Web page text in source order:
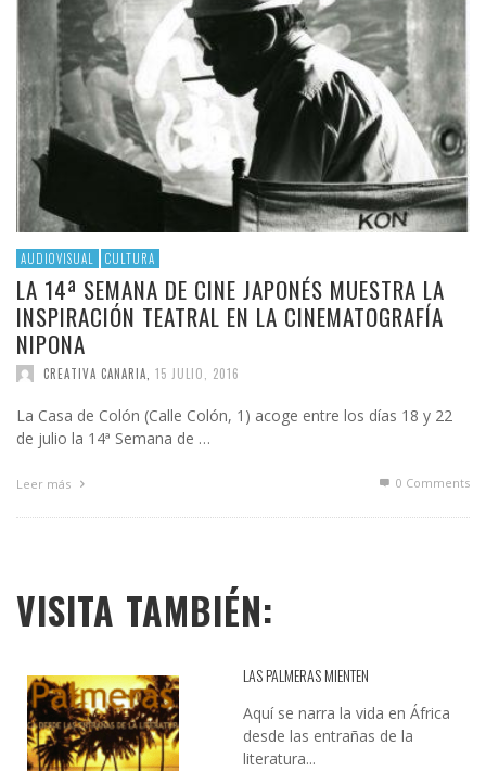
AUDIOVISUAL CULTURA
LA 14ª SEMANA DE CINE JAPONÉS MUESTRA LA
INSPIRACIÓN TEATRAL EN LA CINEMATOGRAFÍA
NIPONA
CREATIVA CANARIA 15 JULIO, 2016
La Casa de Colón (Calle Colón, 1) acoge entre los días 18 y 22
de julio la 14ª Semana de …
Leer más 0 Comments
VISITA TAMBIÉN:
LAS PALMERAS MIENTEN
Aquí se narra la vida en África
desde las entrañas de la
literatura...